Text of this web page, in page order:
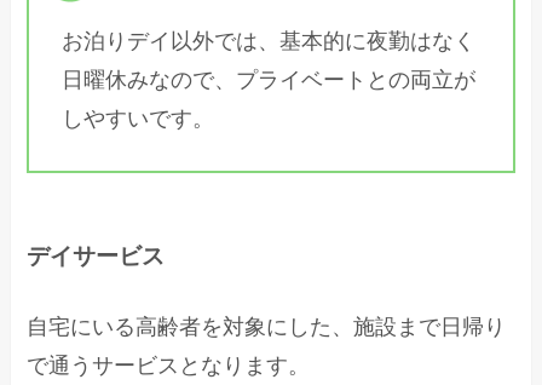
お泊りデイ以外では、基本的に夜勤はなく
日曜休みなので、プライベートとの両立が
しやすいです。
デイサービス
自宅にいる高齢者を対象にした、施設まで日帰り
で通うサービスとなります。